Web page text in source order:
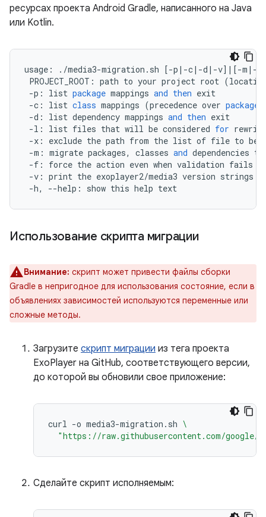
ресурсах проекта Android Gradle, написанного на Java
или Kotlin.
usage : . /media3-migration . sh [-p |-c|-d |-v] | [-m |-
PROJECT_ROOT : path to your project root (
-p : list package mappings and then exit
-c : list class mappings (precedence over package
-d : list dependency mappings and then exit
-l : list files that will be considered for
-x : exclude the path from the list of file to be
-m : migrate packages, classes and dependencies to
-f : force the action even when validation fails
-v : print the exoplayer2/media3 version strings
-h, --help : show this help text
Использование скрипта миграции
Внимание: скрипт может привести файлы сборки
Gradle в непригодное для использования состояние, если в
объявлениях зависимостей используются переменные или
сложные методы.
Загрузите скрипт миграции из тега проекта
ExoPlayer на GitHub, соответствующего версии,
до которой вы обновили свое приложение:
curl -o media3-migration.sh \
"https://raw.githubusercontent.com/google/
Сделайте скрипт исполняемым: